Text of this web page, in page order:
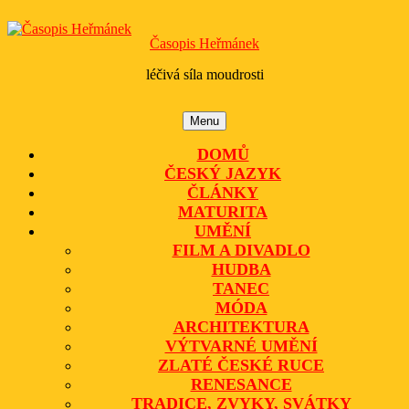
to
Časopis Heřmánek
léčivá síla moudrosti
MenuMenu
DOMŮ
ČESKÝ JAZYK
ČLÁNKY
MATURITA
UMĚNÍ
FILM A DIVADLO
HUDBA
TANEC
MÓDA
ARCHITEKTURA
VÝTVARNÉ UMĚNÍ
ZLATÉ ČESKÉ RUCE
RENESANCE
TRADICE, ZVYKY, SVÁTKY